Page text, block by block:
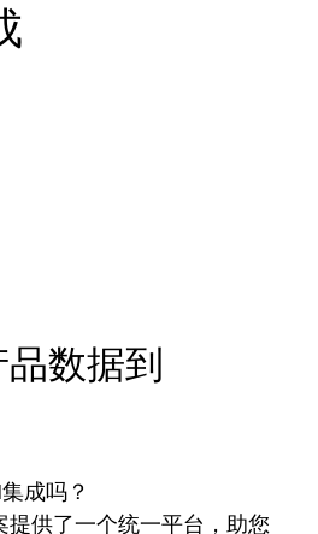
数据到
成吗？
提供了一个统一平台，助您